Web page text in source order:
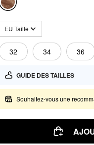
EU Taille
32 34 36
GUIDE DES TAILLES
Souhaitez-vous une